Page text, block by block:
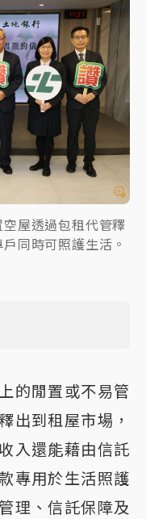
屋透過包租代管釋
同時可照護生活。
的閒置或不易管
出到租屋市場，
入還能藉由信託
專用於生活照護
理、信託保障及